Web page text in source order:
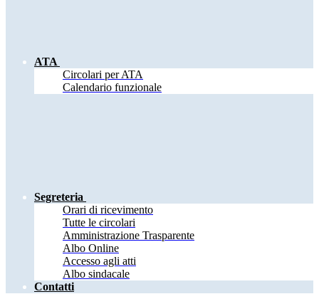
ATA
Circolari per ATA
Calendario funzionale
Segreteria
Orari di ricevimento
Tutte le circolari
Amministrazione Trasparente
Albo Online
Accesso agli atti
Albo sindacale
Contatti